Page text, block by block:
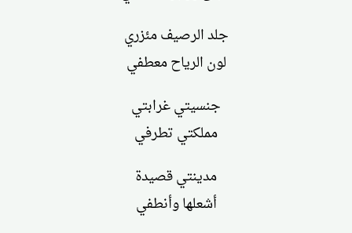
جلد الرصيف مئزري
لون الرياح معطفي
جنسيتي غرابتي
مملكتي تطرفي
مدينتي قصيدة
أشعلها وأنطفي